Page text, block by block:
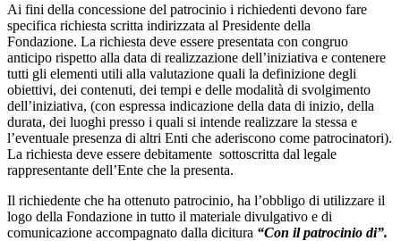
Ai fini della concessione del patrocinio i richiedenti devono fare
specifica richiesta scritta indirizzata al Presidente della
Fondazione. La richiesta deve essere presentata con congruo
anticipo rispetto alla data di realizzazione dell’iniziativa e contenere
tutti gli elementi utili alla valutazione quali la definizione degli
obiettivi, dei contenuti, dei tempi e delle modalità di svolgimento
dell’iniziativa, (con espressa indicazione della data di inizio, della
durata, dei luoghi presso i quali si intende realizzare la stessa e
l’eventuale presenza di altri Enti che aderiscono come patrocinatori).
La richiesta deve essere debitamente sottoscritta dal legale
rappresentante dell’Ente che la presenta.
Il richiedente che ha ottenuto patrocinio, ha l’obbligo di utilizzare il
logo della Fondazione in tutto il materiale divulgativo e di
comunicazione accompagnato dalla dicitura “Con il patrocinio di”.